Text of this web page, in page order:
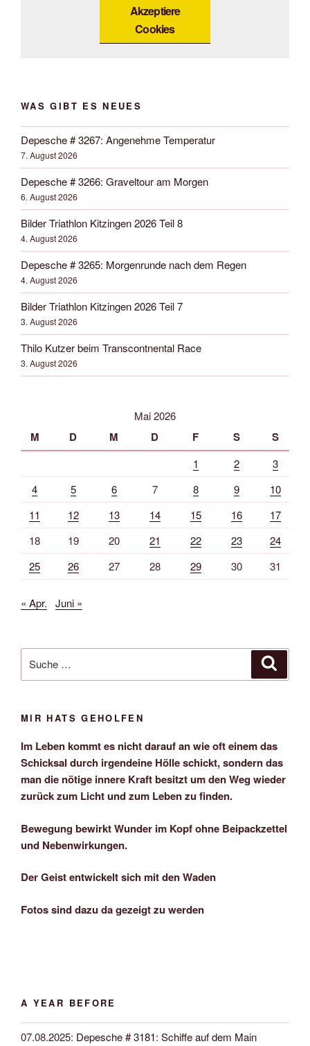
Akzeptiere
Cookies
WAS GIBT ES NEUES
Depesche # 3267: Angenehme Temperatur
7. August 2026
Depesche # 3266: Graveltour am Morgen
6. August 2026
Bilder Triathlon Kitzingen 2026 Teil 8
4. August 2026
Depesche # 3265: Morgenrunde nach dem Regen
4. August 2026
Bilder Triathlon Kitzingen 2026 Teil 7
3. August 2026
Thilo Kutzer beim Transcontnental Race
3. August 2026
Mai 2026
M D M D F S S
1 2
3
4
5 6 7 8 9
10
11
12 13 14 15 16
17
18
19 20 21 22 23
24
25
26 27 28 29 30 31
« Apr. Juni »
nach:
MIR HATS GEHOLFEN
Im Leben kommt es nicht darauf an wie oft einem das
Schicksal durch irgendeine Hölle schickt, sondern das
man die nötige innere Kraft besitzt um den Weg wieder
zurück zum Licht und zum Leben zu finden.
Bewegung bewirkt Wunder im Kopf ohne Beipackzettel
und Nebenwirkungen.
Der Geist entwickelt sich mit den Waden
Fotos sind dazu da gezeigt zu werden
A YEAR BEFORE
07.08.2025: Depesche # 3181: Schiffe auf dem Main